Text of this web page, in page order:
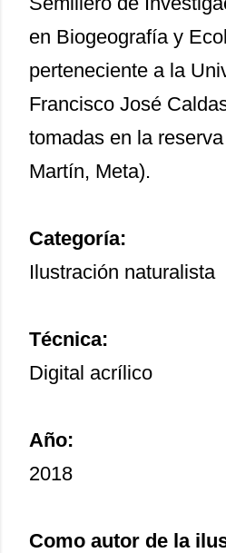
en Biogeografía y
perteneciente a la
Francisco José
tomadas en la
Martín, Meta).
Categoría:
Ilustración naturalista
Técnica:
Digital acrílico
Año:
2018
Como autor de la